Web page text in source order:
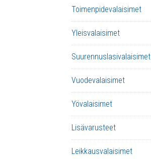
Toimenpidevalaisimet
Yleisvalaisimet
Suurennuslasivalaisimet
Vuodevalaisimet
Yövalaisimet
Lisävarusteet
Leikkausvalaisimet